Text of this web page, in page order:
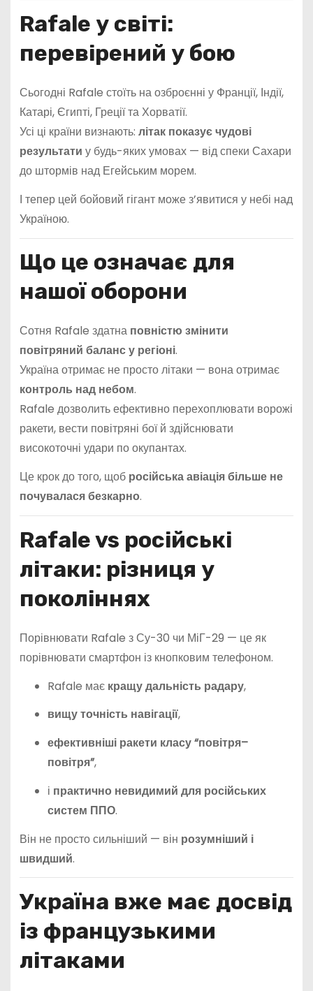
Rafale у світі:
перевірений у бою
Сьогодні Rafale стоїть на озброєнні у Франції, Індії,
Катарі, Єгипті, Греції та Хорватії.
Усі ці країни визнають: літак показує чудові
результати у будь-яких умовах — від спеки Сахари
до штормів над Егейським морем.
І тепер цей бойовий гігант може з’явитися у небі над
Україною.
Що це означає для
нашої оборони
Сотня Rafale здатна повністю змінити
повітряний баланс у регіоні.
Україна отримає не просто літаки — вона отримає
контроль над небом.
Rafale дозволить ефективно перехоплювати ворожі
ракети, вести повітряні бої й здійснювати
високоточні удари по окупантах.
Це крок до того, щоб російська авіація більше не
почувалася безкарно.
Rafale vs російські
літаки: різниця у
поколіннях
Порівнювати Rafale з Су-30 чи МіГ-29 — це як
порівнювати смартфон із кнопковим телефоном.
Rafale має кращу дальність радару,
вищу точність навігації,
ефективніші ракети класу “повітря–
повітря”,
і практично невидимий для російських
систем ППО.
Він не просто сильніший — він розумніший і
швидший.
Україна вже має досвід
із французькими
літаками